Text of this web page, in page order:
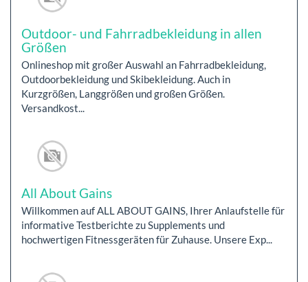
Outdoor- und Fahrradbekleidung in allen
Größen
Onlineshop mit großer Auswahl an Fahrradbekleidung,
Outdoorbekleidung und Skibekleidung. Auch in
Kurzgrößen, Langgrößen und großen Größen.
Versandkost...
All About Gains
Willkommen auf ALL ABOUT GAINS, Ihrer Anlaufstelle für
informative Testberichte zu Supplements und
hochwertigen Fitnessgeräten für Zuhause. Unsere Exp...